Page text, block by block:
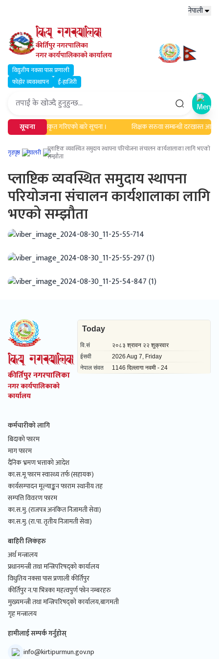
नेपाली
कीर्तिपुर नगरपालिका
नगर कार्यपालिकाको कार्यालय
विद्युतीय नक्सा पास प्रणाली
फोहोर व्यवस्थापन
ई-हाजिरी
सूचना
एवं सूचिकृत गरिएको बारे सूचना । शिक्षक सरुवा सम्बन्धी दरखास्त आह्वान
गृहपृष्ठ ग्यालरी
प्लाष्टिक व्यवस्थित समुदाय स्थापना परियोजना संचालन कार्यशालाका लागि भएको
सम्झौता
प्लाष्टिक व्यवस्थित समुदाय स्थापना
परियोजना संचालन कार्यशालाका लागि
भएको सम्झौता
कीर्तिपुर नगरपालिका
नगर कार्यपालिकाको
कार्यालय
कर्मचारीको लागि
बिदाको फारम
माग फारम
दैनिक भ्रमण भत्ताको आदेश
का.स.मू फारम स्वास्थ्य तर्फ (सहायक)
कार्यसम्पादन मूल्याङ्कन फाराम स्थानीय तह
सम्पत्ति विवरण फारम
का.स.मु. (राजपत्र अनंकित निजामती सेवा)
का.स.मु. (रा.पा. तृतीय निजामती सेवा)
बाहिरी लिकंहरु
अर्थ मन्त्रालय
प्रधानमन्त्री तथा मन्त्रिपरिषद्को कार्यालय
विधुतिय नक्सा पास प्रणाली कीर्तिपुर
कीर्तिपुर न.पा भित्रका महत्वपुर्ण फोन नम्बरहरु
मुख्यमन्त्री तथा मन्त्रिपरिषद्को कार्यालय,बागमती
गृह मन्त्रालय
हामीलाई सम्पर्क गर्नुहोस्
info@kirtipurmun.gov.np